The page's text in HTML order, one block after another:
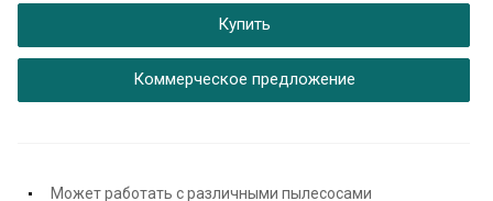
Купить
Коммерческое предложение
Может работать с различными пылесосами